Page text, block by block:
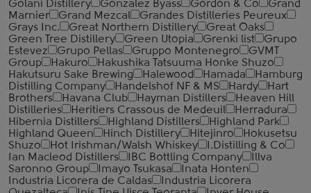
Golani Distillery
Gonzalez Byass Gordon & Co
Grand
Marnier
Grand Mezcal
Grandes Distilleries Peureux
Grays Inc.
Great Northern Distillery
Great Oaks
Green Tree Distillery
Green Utopia Grenki list
Grupo
Estevez
Grupo Pellas Gruppo Montenegro
GVMT
Group
Hakuro
Hakushika Tatsuuma Honke Shuzo
Hakutsuru Sake Brewing
Halewood Hamada
Hamburg
Distilling Company
Handelshof NF & MS Hardy
Hart
Brothers
Havana Club Hayman Distillers
Heaven Hill
Distilleries
Heritiers Crassous de Medeuil
Herradura
Hibernia Distillers
Highland Distillers
Highland Park
Highland Queen
Hinch Distillery Hitejinro
Hokusetsu
Shuzo
Hot Irishman/Walsh Whiskey
I.Distilling & Co
Ian Macleod Distillers
IBC Bottling Company
Illva
Saronno Group
Imayo Tsukasa
Inata Honten
Industria Licorera de Caldas
Industria Licorera